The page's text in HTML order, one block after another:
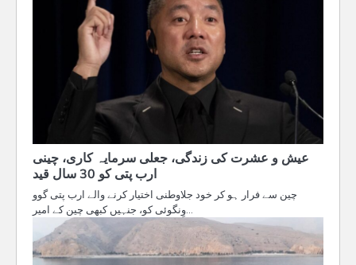
عیش و عشرت کی زندگی، جعلی سرمایہ کاری، چینی
ارب پتی کو 30 سال قید
چین سے فرار ہو کر خود جلاوطنی اختیار کرنے والے ارب پتی گوو
وِنگوئی کو، جنہیں کبھی چین کے امیر…